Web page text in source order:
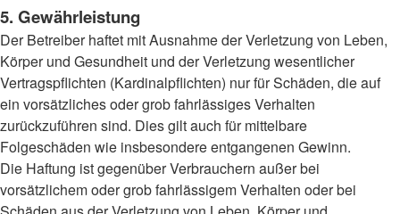
5. Gewährleistung
Der Betreiber haftet mit Ausnahme der Verletzung von Leben,
Körper und Gesundheit und der Verletzung wesentlicher
Vertragspflichten (Kardinalpflichten) nur für Schäden, die auf
ein vorsätzliches oder grob fahrlässiges Verhalten
zurückzuführen sind. Dies gilt auch für mittelbare
Folgeschäden wie insbesondere entgangenen Gewinn.
Die Haftung ist gegenüber Verbrauchern außer bei
vorsätzlichem oder grob fahrlässigem Verhalten oder bei